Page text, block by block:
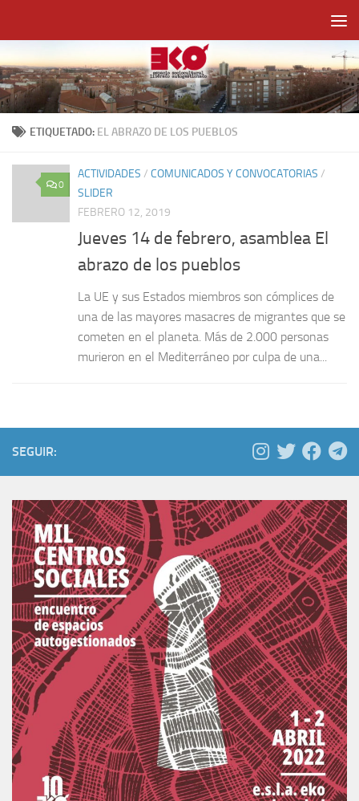
ETIQUETADO: EL ABRAZO DE LOS PUEBLOS
0
ACTIVIDADES / COMUNICADOS Y CONVOCATORIAS /
SLIDER
FEBRERO 12, 2019
Jueves 14 de febrero, asamblea El
abrazo de los pueblos
La UE y sus Estados miembros son cómplices de
una de las mayores masacres de migrantes que se
cometen en el planeta. Más de 2.000 personas
murieron en el Mediterráneo por culpa de una...
SEGUIR: